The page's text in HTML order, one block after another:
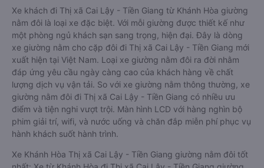
Xe khách đi Thị xã Cai Lậy - Tiền Giang từ Khánh Hòa giường
nằm đôi là loại xe đặc biệt. Với mỗi giường được thiết kế như
một phòng ngủ khách sạn sang trọng, hiện đại. Đây là dòng
xe giường nằm cho cặp đôi đi Thị xã Cai Lậy - Tiền Giang mới
xuất hiện tại Việt Nam. Loại xe giường nằm đôi ra đời nhằm
đáp ứng yêu cầu ngày càng cao của khách hàng về chất
lượng dịch vụ vận tải. So với xe giường nằm thông thường, xe
giường nằm đôi đi Thị xã Cai Lậy - Tiền Giang có nhiều ưu
điểm và tiện nghi vượt trội. Màn hình LCD với hàng nghìn bộ
phim giải trí, wifi, và nước uống và chăn đắp miễn phí phục vụ
hành khách suốt hành trình.
Xe Khánh Hòa Thị xã Cai Lậy - Tiền Giang giường nằm đôi tốt